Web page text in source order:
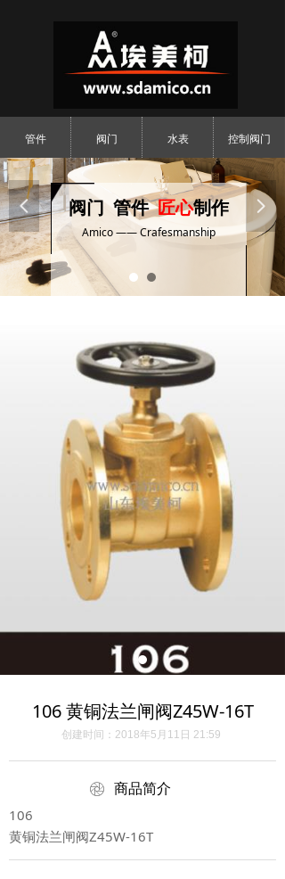
阀门 管件匠心制作
Amico —— Crafesmanship
넳 넲
管件 阀门 水表 控制阀门
106 黄铜法兰闸阀Z45W-16T
商品简介
创建时间： 2018年5月11日 21:59
106
黄铜法兰闸阀Z45W-16T
ꁵ